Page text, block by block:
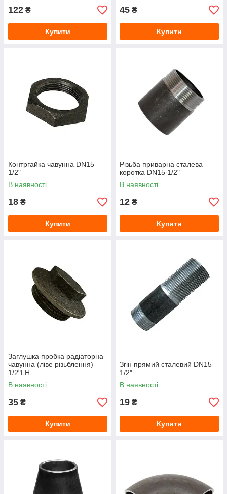
122 ₴
Купити
45 ₴
Купити
Контргайка чавунна DN15
1/2"
В наявності
18 ₴
Купити
Різьба приварна сталева
коротка DN15 1/2"
В наявності
12 ₴
Купити
Заглушка пробка радіаторна
чавунна (ліве різьблення)
1/2"LH
В наявності
35 ₴
Купити
Згін прямий сталевий DN15
1/2"
В наявності
19 ₴
Купити